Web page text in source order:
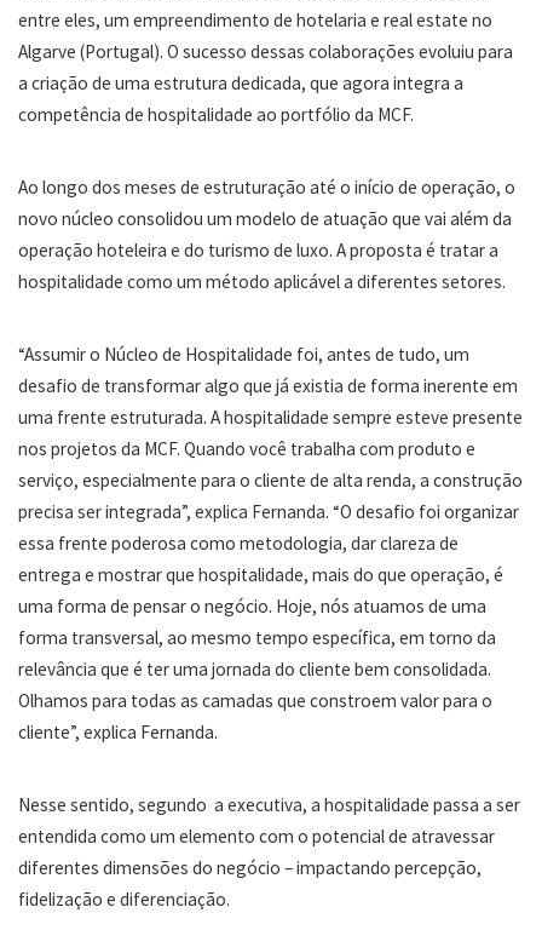
entre eles, um empreendimento de hotelaria e real estate no
Algarve (Portugal). O sucesso dessas colaborações evoluiu para
a criação de uma estrutura dedicada, que agora integra a
competência de hospitalidade ao portfólio da MCF.
Ao longo dos meses de estruturação até o início de operação, o
novo núcleo consolidou um modelo de atuação que vai além da
operação hoteleira e do turismo de luxo. A proposta é tratar a
hospitalidade como um método aplicável a diferentes setores.
“Assumir o Núcleo de Hospitalidade foi, antes de tudo, um
desafio de transformar algo que já existia de forma inerente em
uma frente estruturada. A hospitalidade sempre esteve presente
nos projetos da MCF. Quando você trabalha com produto e
serviço, especialmente para o cliente de alta renda, a construção
precisa ser integrada”, explica Fernanda. “O desafio foi organizar
essa frente poderosa como metodologia, dar clareza de
entrega e mostrar que hospitalidade, mais do que operação, é
uma forma de pensar o negócio. Hoje, nós atuamos de uma
forma transversal, ao mesmo tempo específica, em torno da
relevância que é ter uma jornada do cliente bem consolidada.
Olhamos para todas as camadas que constroem valor para o
cliente”, explica Fernanda.
Nesse sentido, segundo a executiva, a hospitalidade passa a ser
entendida como um elemento com o potencial de atravessar
diferentes dimensões do negócio – impactando percepção,
fidelização e diferenciação.